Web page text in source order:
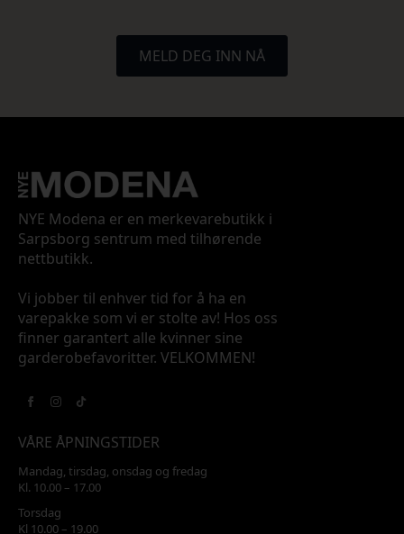
MELD DEG INN NÅ
NYE Modena er en merkevarebutikk i
Sarpsborg sentrum med tilhørende
nettbutikk.
Vi jobber til enhver tid for å ha en
varepakke som vi er stolte av! Hos oss
finner garantert alle kvinner sine
garderobefavoritter. VELKOMMEN!
VÅRE ÅPNINGSTIDER
Mandag, tirsdag, onsdag og fredag
Kl. 10.00 – 17.00
Torsdag
Kl 10.00 – 19.00